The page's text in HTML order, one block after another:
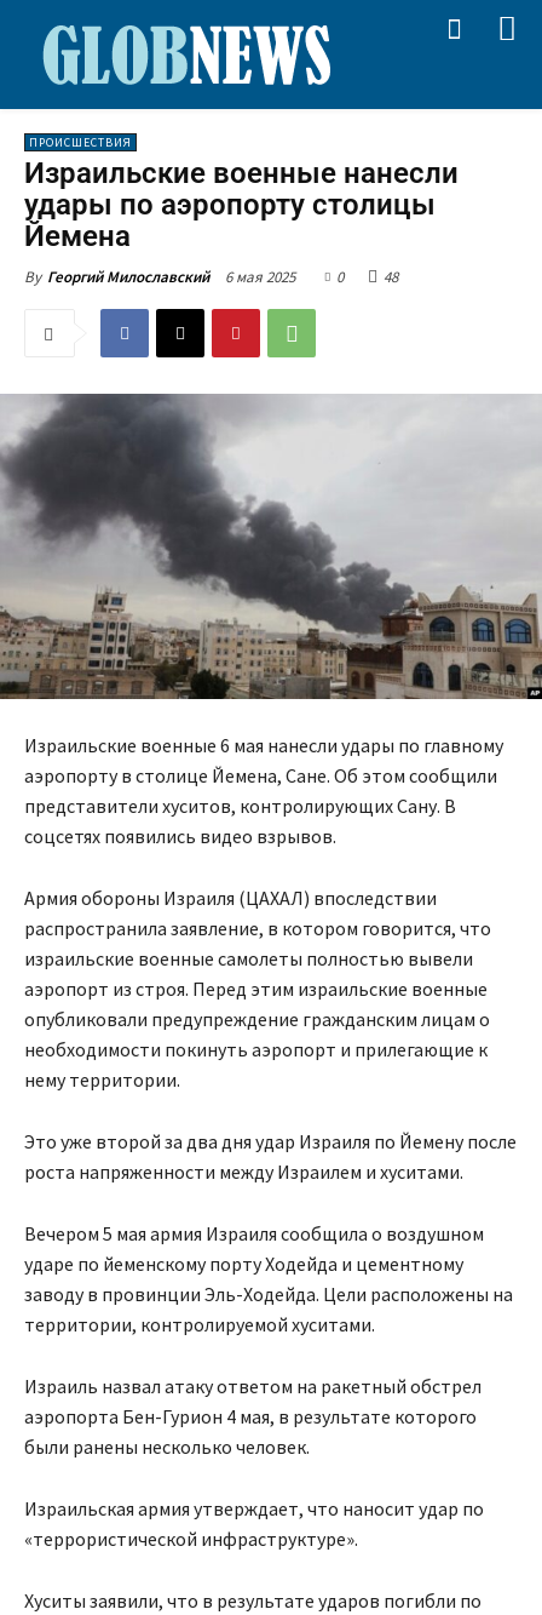
ПРОИСШЕСТВИЯ
Израильские военные нанесли
удары по аэропорту столицы
Йемена
By Георгий Милославский 6 мая 2025 0 48
Израильские военные 6 мая нанесли удары по главному
аэропорту в столице Йемена, Сане. Об этом сообщили
представители хуситов, контролирующих Сану. В
соцсетях появились видео взрывов.
Армия обороны Израиля (ЦАХАЛ) впоследствии
распространила заявление, в котором говорится, что
израильские военные самолеты полностью вывели
аэропорт из строя. Перед этим израильские военные
опубликовали предупреждение гражданским лицам о
необходимости покинуть аэропорт и прилегающие к
нему территории.
Это уже второй за два дня удар Израиля по Йемену после
роста напряженности между Израилем и хуситами.
Вечером 5 мая армия Израиля сообщила о воздушном
ударе по йеменскому порту Ходейда и цементному
заводу в провинции Эль-Ходейда. Цели расположены на
территории, контролируемой хуситами.
Израиль назвал атаку ответом на ракетный обстрел
аэропорта Бен-Гурион 4 мая, в результате которого
были ранены несколько человек.
Израильская армия утверждает, что наносит удар по
«террористической инфраструктуре».
Хуситы заявили, что в результате ударов погибли по